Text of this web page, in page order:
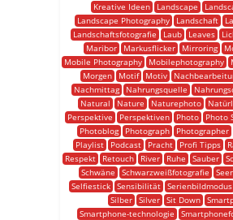
Kreative Ideen
Landscape
Landscape Photography
Landschaft
Landschaftsfotografie
Laub Leaves
Maribor
Markusflicker Mirroring
Mobile Photography
Mobilephotography
Morgen
Motif Motiv
Nachmittag
Nahrungsquelle
Natural
Nature Naturephoto
Perspektive
Perspektiven Photo Photo
Photoblog
Photograph Photographer
Playlist
Podcast Pracht Profi Tipps
Respekt
Retouch River Ruhe Sauber
Schwäne
Schwarzweißfotografie
Selfiestick Sensibilität Serienbildmodus
Silber
Silver Sit Down
Smartphone-technologie